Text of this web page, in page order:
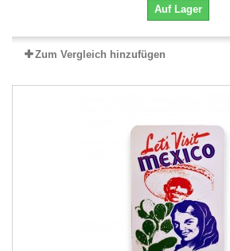
Auf Lager
Zum Vergleich hinzufügen